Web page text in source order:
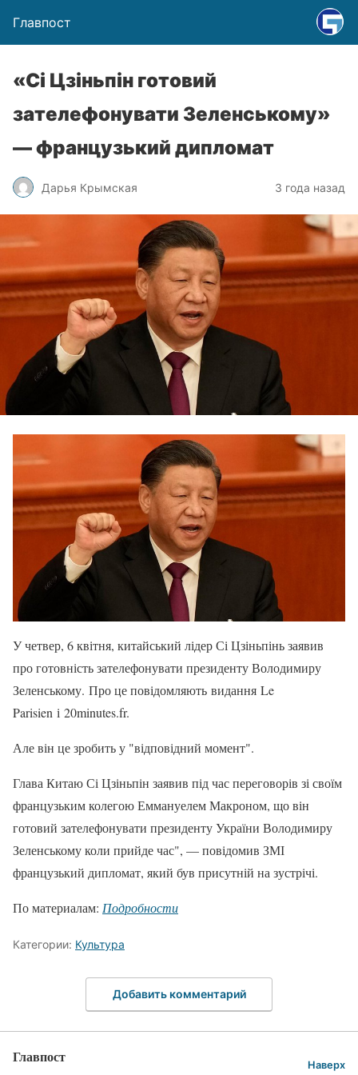
Главпост
«Сі Цзіньпін готовий
зателефонувати Зеленському»
— французький дипломат
Дарья Крымская 3 года назад
У четвер, 6 квітня, китайський лідер Сі Цзіньпінь заявив
про готовність зателефонувати президенту Володимиру
Зеленському. Про це повідомляють видання Le
Parisien і 20minutes.fr.
Але він це зробить у "відповідний момент".
Глава Китаю Сі Цзіньпін заявив під час переговорів зі своїм
французьким колегою Еммануелем Макроном, що він
готовий зателефонувати президенту України Володимиру
Зеленському коли прийде час", — повідомив ЗМІ
французький дипломат, який був присутній на зустрічі.
По материалам: Подробности
Категории: Культура
Добавить комментарий
Главпост Наверх